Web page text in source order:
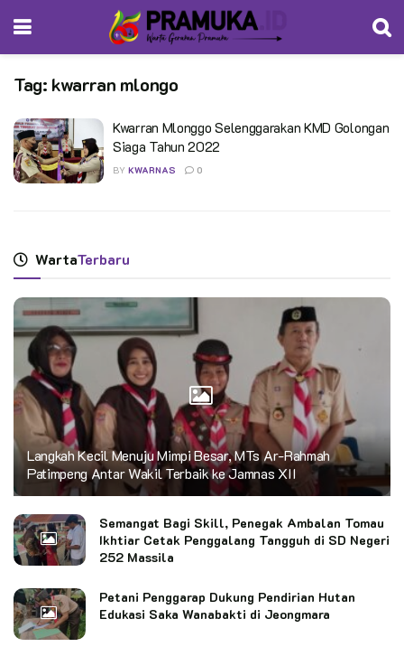
Tag: kwarran mlongo
Kwarran Mlonggo Selenggarakan KMD Golongan
Siaga Tahun 2022
BY KWARNAS 0
WartaTerbaru
Langkah Kecil Menuju Mimpi Besar, MTs Ar-Rahmah
Patimpeng Antar Wakil Terbaik ke Jamnas XII
Semangat Bagi Skill, Penegak Ambalan Tomau
Ikhtiar Cetak Penggalang Tangguh di SD Negeri
252 Massila
Petani Penggarap Dukung Pendirian Hutan
Edukasi Saka Wanabakti di Jeongmara